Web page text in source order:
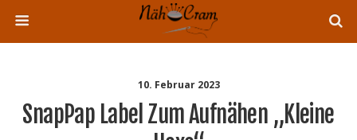
10. Februar 2023
SnapPap Label Zum Aufnähen „Kleine